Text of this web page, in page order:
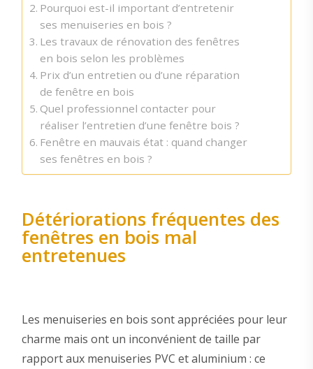
Pourquoi est-il important d’entretenir
ses menuiseries en bois ?
Les travaux de rénovation des fenêtres
en bois selon les problèmes
Prix d’un entretien ou d’une réparation
de fenêtre en bois
Quel professionnel contacter pour
réaliser l’entretien d’une fenêtre bois ?
Fenêtre en mauvais état : quand changer
ses fenêtres en bois ?
Détériorations fréquentes des
fenêtres en bois mal
entretenues
Les menuiseries en bois sont appréciées pour leur
charme mais ont un inconvénient de taille par
rapport aux menuiseries PVC et aluminium : ce